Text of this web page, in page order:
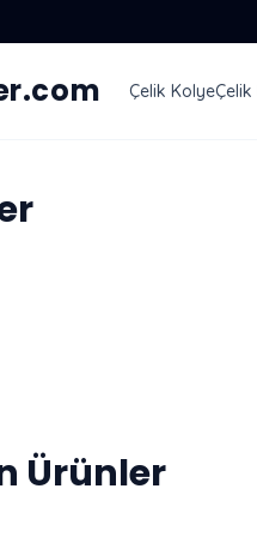
Çelik Kolye
üzeri kargo
Ürünler